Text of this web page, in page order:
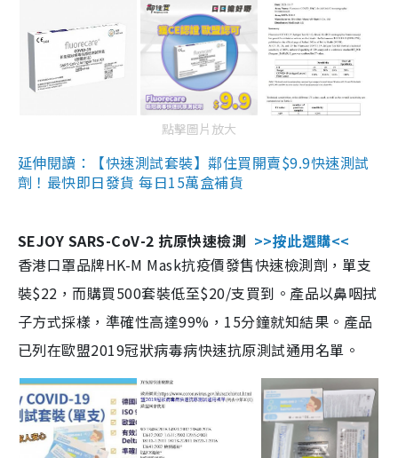
點擊圖片放大
延伸閱讀：【快速測試套裝】鄰住買開賣$9.9快速測試
劑！最快即日發貨 每日15萬盒補貨
SEJOY SARS-CoV-2 抗原快速檢測 >>按此選購<<
香港口罩品牌HK-M Mask抗疫價發售快速檢測劑，單支
裝$22，而購買500套裝低至$20/支買到。產品以鼻咽拭
子方式採樣，準確性高達99%，15分鐘就知結果。產品
已列在歐盟2019冠狀病毒病快速抗原測試通用名單。